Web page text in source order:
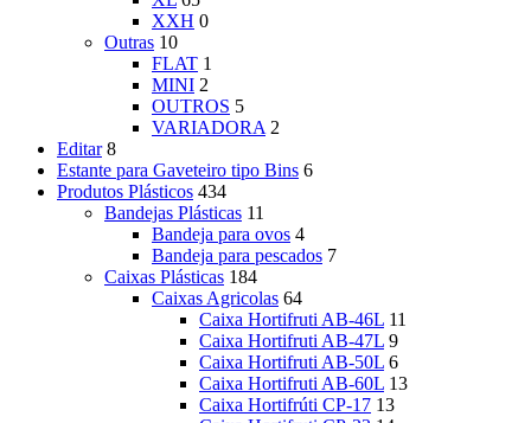
XXH 0
Outras 10
FLAT 1
MINI 2
OUTROS 5
VARIADORA 2
Editar 8
Estante para Gaveteiro tipo Bins 6
Produtos Plásticos 434
Bandejas Plásticas 11
Bandeja para ovos 4
Bandeja para pescados 7
Caixas Plásticas 184
Caixas Agricolas 64
Caixa Hortifruti AB-46L 11
Caixa Hortifruti AB-47L 9
Caixa Hortifruti AB-50L 6
Caixa Hortifruti AB-60L 13
Caixa Hortifrúti CP-17 13